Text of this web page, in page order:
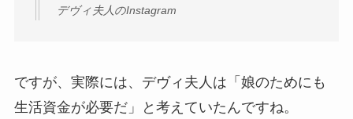
デヴィ夫人のInstagram
ですが、実際には、デヴィ夫人は「娘のためにも
生活資金が必要だ」と考えていたんですね。